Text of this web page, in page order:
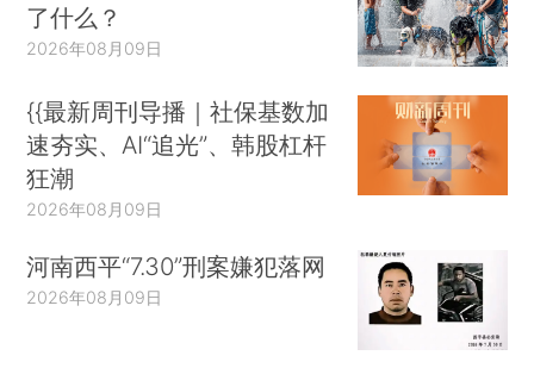
了什么？
2026年08月09日
{{最新周刊导播｜社保基数加
速夯实、AI“追光”、韩股杠杆
狂潮
2026年08月09日
河南西平“7.30”刑案嫌犯落网
2026年08月09日